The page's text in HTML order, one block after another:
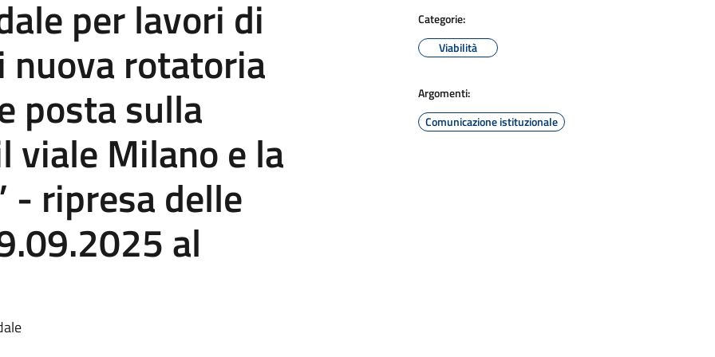
per lavori di
nuova rotatoria
posta sulla
viale Milano e la
- ripresa delle
al
Categorie:
Viabilità
Argomenti:
Comunicazione istituzionale